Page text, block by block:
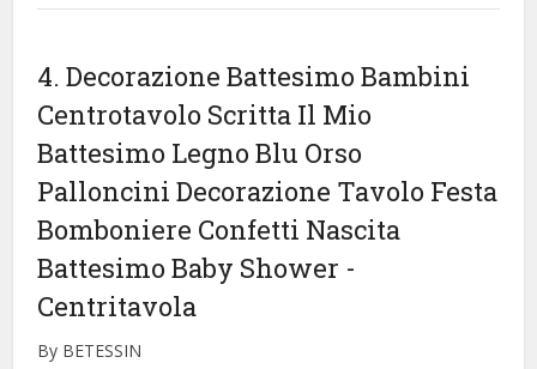
4. Decorazione Battesimo Bambini
Centrotavolo Scritta Il Mio
Battesimo Legno Blu Orso
Palloncini Decorazione Tavolo Festa
Bomboniere Confetti Nascita
Battesimo Baby Shower -
Centritavola
By BETESSIN